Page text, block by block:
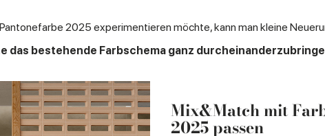
2025 experimentieren möchte, kann man kleine
das bestehende Farbschema ganz
Mix&Match mit
2025 passen